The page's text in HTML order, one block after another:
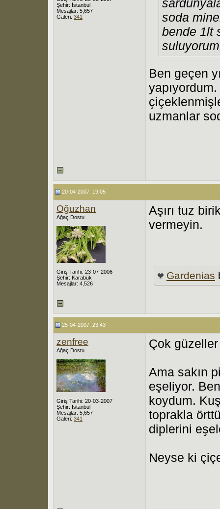
Şehir: İstanbul
Mesajlar: 5,657
Galeri: 341
soda
bende 1lt
Ben geçen
uzmanlar
20-04-2007, 19:05
Oğuzhan
Ağaç Dostu
Giriş Tarihi: 23-07-2006
Şehir: Karabük
Mesajlar: 4,526
Aşırı tuz
vermeyin.
Gardenias
25-04-2007, 23:43
zenfree
Ağaç Dostu
Giriş Tarihi: 20-03-2007
Şehir: İstanbul
Mesajlar: 5,657
Galeri: 341
Çok
Ama sakın
eşeliyor.
koydum.
toprakla
diplerini
Neyse ki